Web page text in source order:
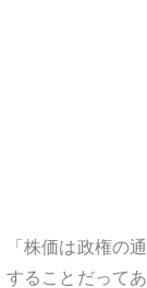
「株価は政権の
することだって